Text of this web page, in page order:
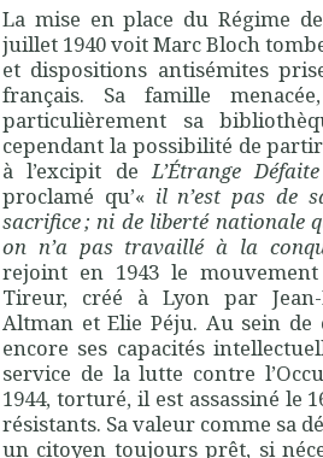
La mise en place du Régime
juillet 1940 voit Marc Bloch
et dispositions antisémites
français. Sa famille
particulièrement sa
cependant la possibilité de
à l’excipit deL’Étrange Défaite
proclamé qu’«il n’est pas de
sacrifice ; ni de liberté nationale
on n’a pas travaillé à la
rejoint en 1943 le
Tireur, créé à Lyon par Jean-
Altman et Elie Péju. Au sein
encore ses capacités
service de la lutte contre
1944, torturé, il est assassiné le
résistants. Sa valeur comme sa
un citoyen toujours prêt, si